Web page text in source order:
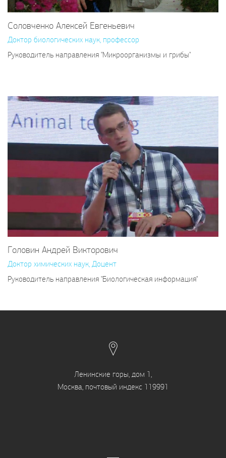
Соловченко Алексей Евгеньевич
Доктор биологических наук, профессор
Руководитель направления "Микроорганизмы и грибы"
Головин Андрей Викторович
Доктор химических наук, Доцент
Руководитель направления "Биологическая информация"
Ленинские горы, дом 1,
Москва, почтовый индекс 119991